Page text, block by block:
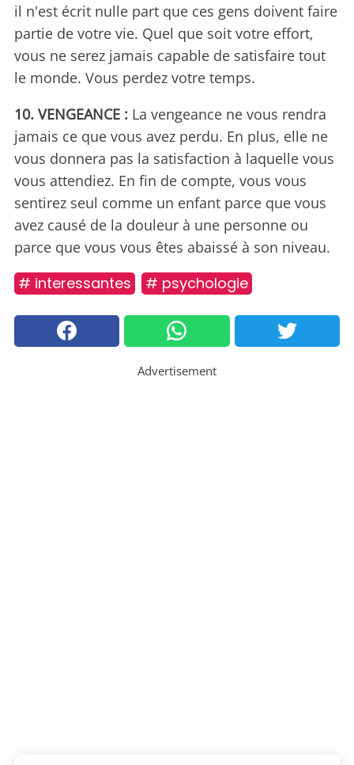
il n'est écrit nulle part que ces gens doivent faire
partie de votre vie. Quel que soit votre effort,
vous ne serez jamais capable de satisfaire tout
le monde. Vous perdez votre temps.
10. VENGEANCE : La vengeance ne vous rendra
jamais ce que vous avez perdu. En plus, elle ne
vous donnera pas la satisfaction à laquelle vous
vous attendiez. En fin de compte, vous vous
sentirez seul comme un enfant parce que vous
avez causé de la douleur à une personne ou
parce que vous vous êtes abaissé à son niveau.
# interessantes # psychologie
Advertisement